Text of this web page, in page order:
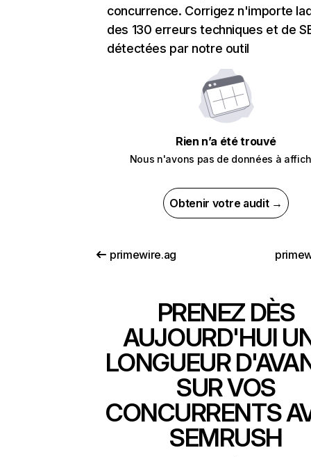
concurrence. Corrigez n'importe
des 130 erreurs techniques et de
détectées par notre outil
Rien n’a été trouvé
Nous n'avons pas de données à
Obtenir votre audit →
primewire.ag
PRENEZ DÈS
AUJOURD'HUI
LONGUEUR
SUR VOS
CONCURRENTS
SEMRUSH